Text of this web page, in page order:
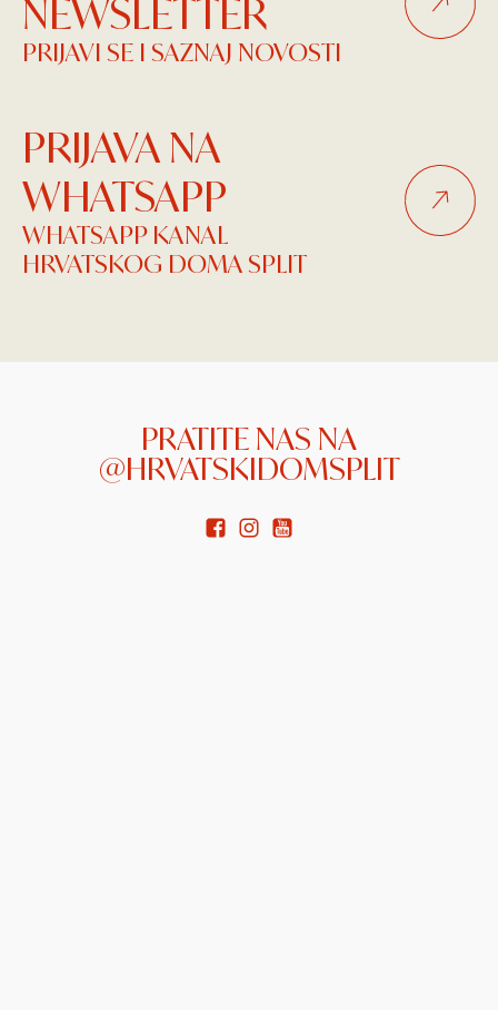
NEWSLETTER
PRIJAVI SE I SAZNAJ NOVOSTI
PRIJAVA NA
WHATSAPP
WHATSAPP KANAL
HRVATSKOG DOMA SPLIT
PRATITE NAS NA
@HRVATSKIDOMSPLIT